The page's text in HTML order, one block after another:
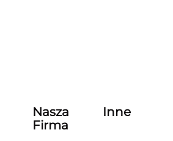
Nasza
Firma
Inne